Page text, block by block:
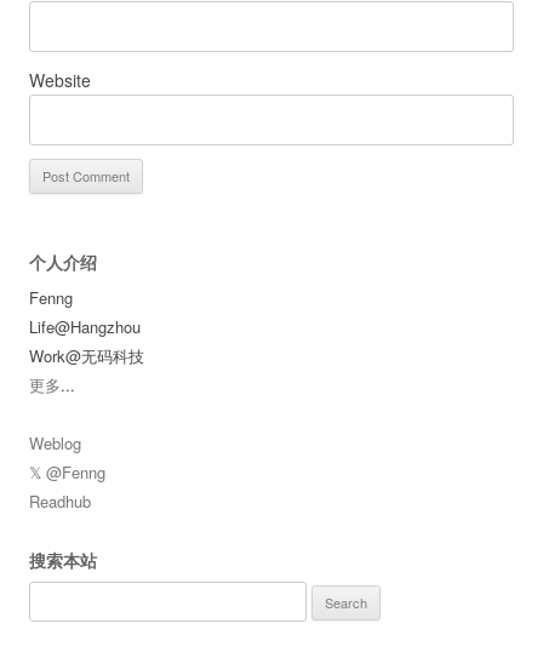
Website
个人介绍
Fenng
Life@Hangzhou
Work@无码科技
更多...
Weblog
𝕏 @Fenng
Readhub
搜索本站
for: